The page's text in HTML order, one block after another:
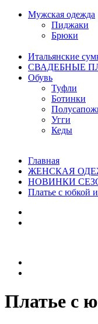
Мужская одежда
Пиджаки
Брюки
Итальянские
СВАДЕБНЫЕ
Обувь
Туфли
Ботинки
Угги
Кеды
Главная
ЖЕНСКАЯ
НОВИНКИ
Платье с юбкой
Платье с